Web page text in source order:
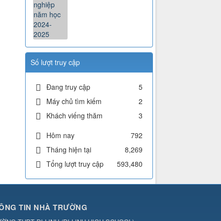
Số lượt truy cập
Đang truy cập
5
Máy chủ tìm kiếm
2
Khách viếng thăm
3
Hôm nay
792
Tháng hiện tại
8,269
Tổng lượt truy cập
593,480
TIN NHÀ TRƯỜNG